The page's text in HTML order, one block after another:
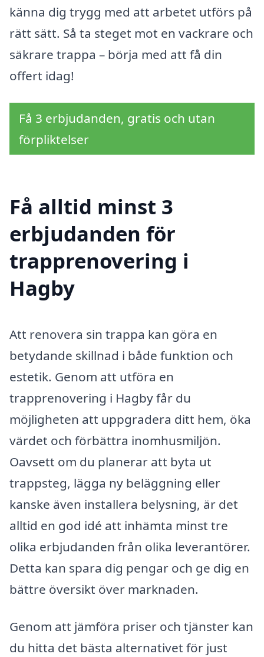
känna dig trygg med att arbetet utförs på
rätt sätt. Så ta steget mot en vackrare och
säkrare trappa – börja med att få din
offert idag!
Få 3 erbjudanden, gratis och utan
förpliktelser
Få alltid minst 3
erbjudanden för
trapprenovering i
Hagby
Att renovera sin trappa kan göra en
betydande skillnad i både funktion och
estetik. Genom att utföra en
trapprenovering i Hagby får du
möjligheten att uppgradera ditt hem, öka
värdet och förbättra inomhusmiljön.
Oavsett om du planerar att byta ut
trappsteg, lägga ny beläggning eller
kanske även installera belysning, är det
alltid en god idé att inhämta minst tre
olika erbjudanden från olika leverantörer.
Detta kan spara dig pengar och ge dig en
bättre översikt över marknaden.
Genom att jämföra priser och tjänster kan
du hitta det bästa alternativet för just